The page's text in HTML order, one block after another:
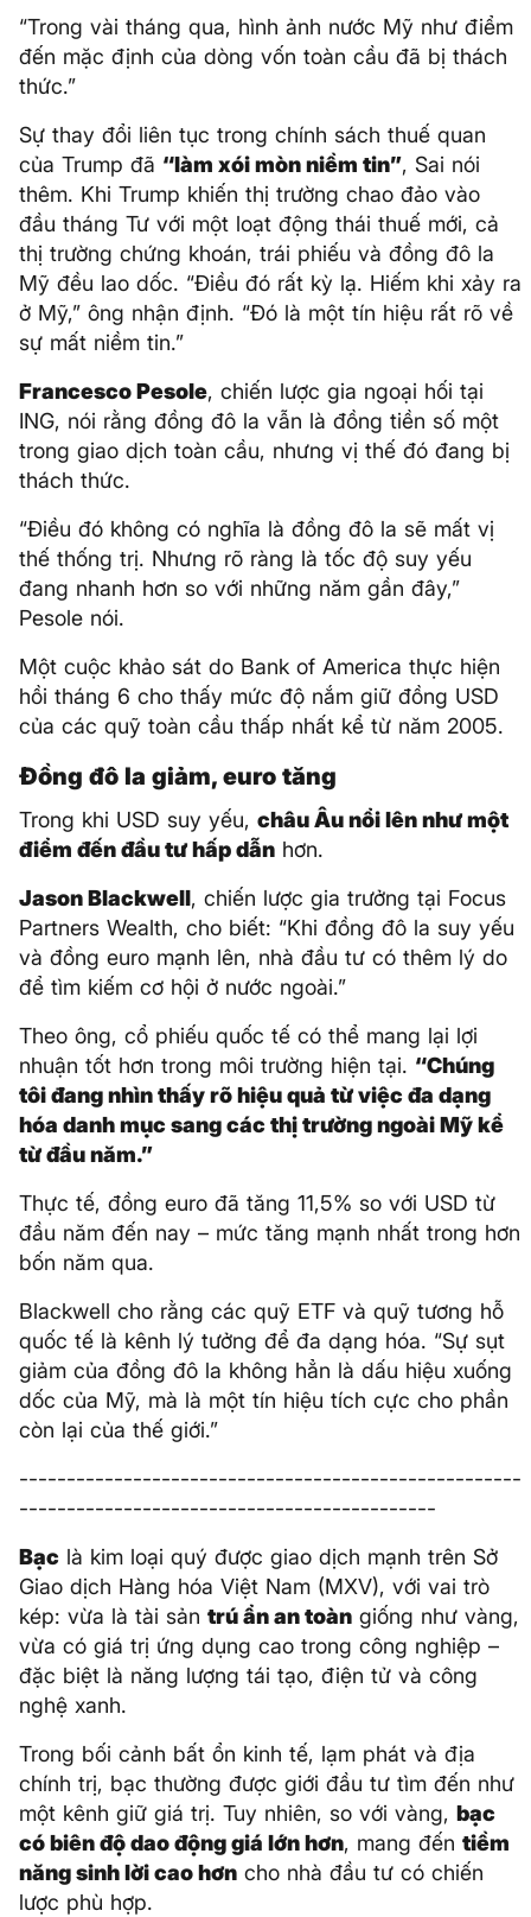
“Trong vài tháng qua, hình ảnh nước Mỹ như điểm
đến mặc định của dòng vốn toàn cầu đã bị thách
thức.”
Sự thay đổi liên tục trong chính sách thuế quan
của Trump đã “làm xói mòn niềm tin”, Sai nói
thêm. Khi Trump khiến thị trường chao đảo vào
đầu tháng Tư với một loạt động thái thuế mới, cả
thị trường chứng khoán, trái phiếu và đồng đô la
Mỹ đều lao dốc. “Điều đó rất kỳ lạ. Hiếm khi xảy ra
ở Mỹ,” ông nhận định. “Đó là một tín hiệu rất rõ về
sự mất niềm tin.”
Francesco Pesole, chiến lược gia ngoại hối tại
ING, nói rằng đồng đô la vẫn là đồng tiền số một
trong giao dịch toàn cầu, nhưng vị thế đó đang bị
thách thức.
“Điều đó không có nghĩa là đồng đô la sẽ mất vị
thế thống trị. Nhưng rõ ràng là tốc độ suy yếu
đang nhanh hơn so với những năm gần đây,”
Pesole nói.
Một cuộc khảo sát do Bank of America thực hiện
hồi tháng 6 cho thấy mức độ nắm giữ đồng USD
của các quỹ toàn cầu thấp nhất kể từ năm 2005.
Đồng đô la giảm, euro tăng
Trong khi USD suy yếu, châu Âu nổi lên như một
điểm đến đầu tư hấp dẫn hơn.
Jason Blackwell, chiến lược gia trưởng tại Focus
Partners Wealth, cho biết: “Khi đồng đô la suy yếu
và đồng euro mạnh lên, nhà đầu tư có thêm lý do
để tìm kiếm cơ hội ở nước ngoài.”
Theo ông, cổ phiếu quốc tế có thể mang lại lợi
nhuận tốt hơn trong môi trường hiện tại. “Chúng
tôi đang nhìn thấy rõ hiệu quả từ việc đa dạng
hóa danh mục sang các thị trường ngoài Mỹ kể
từ đầu năm.”
Thực tế, đồng euro đã tăng 11,5% so với USD từ
đầu năm đến nay – mức tăng mạnh nhất trong hơn
bốn năm qua.
Blackwell cho rằng các quỹ ETF và quỹ tương hỗ
quốc tế là kênh lý tưởng để đa dạng hóa. “Sự sụt
giảm của đồng đô la không hẳn là dấu hiệu xuống
dốc của Mỹ, mà là một tín hiệu tích cực cho phần
còn lại của thế giới.”
-----------------------------------------------------
--------------------------------------------
Bạc là kim loại quý được giao dịch mạnh trên Sở
Giao dịch Hàng hóa Việt Nam (MXV), với vai trò
kép: vừa là tài sản trú ẩn an toàn giống như vàng,
vừa có giá trị ứng dụng cao trong công nghiệp –
đặc biệt là năng lượng tái tạo, điện tử và công
nghệ xanh.
Trong bối cảnh bất ổn kinh tế, lạm phát và địa
chính trị, bạc thường được giới đầu tư tìm đến như
một kênh giữ giá trị. Tuy nhiên, so với vàng, bạc
có biên độ dao động giá lớn hơn, mang đến tiềm
năng sinh lời cao hơn cho nhà đầu tư có chiến
lược phù hợp.